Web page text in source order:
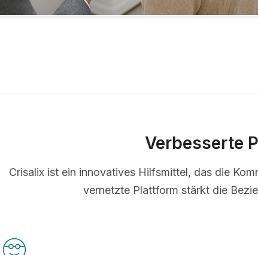
Verbesserte
Crisalix ist ein innovatives Hilfsmittel, das die
vernetzte Plattform stärkt die